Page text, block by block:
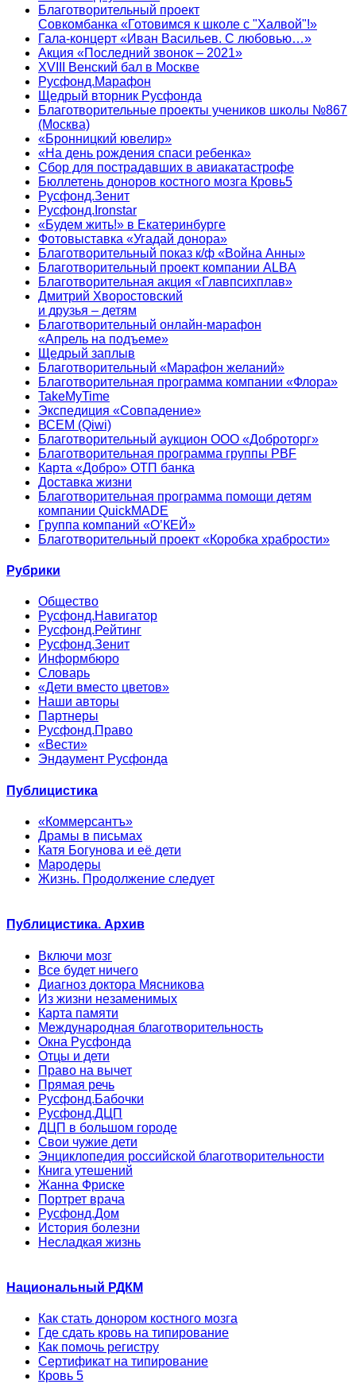
Благотворительный проект
Совкомбанка «Готовимся к школе с "Халвой"!»
Гала-концерт «Иван Васильев. С любовью…»
Акция «Последний звонок – 2021»
XVIII Венский бал в Москве
Русфонд.Марафон
Щедрый вторник Русфонда
Благотворительные проекты учеников школы №867
(Москва)
«Бронницкий ювелир»
«На день рождения спаси ребенка»
Сбор для пострадавших в авиакатастрофе
Бюллетень доноров костного мозга Кровь5
Русфонд.Зенит
Русфонд.Ironstar
«Будем жить!» в Екатеринбурге
Фотовыставка «Угадай донора»
Благотворительный показ к/ф «Война Анны»
Благотворительный проект компании ALBA
Благотворительная акция «Главпсихплав»
Дмитрий Хворостовский
и друзья – детям
Благотворительный онлайн‑марафон
«Апрель на подъеме»
Щедрый заплыв
Благотворительный «Марафон желаний»
Благотворительная программа компании «Флора»
TakeMyTime
Экспедиция «Совпадение»
ВСЕМ (Qiwi)
Благотворительный аукцион ООО «Доброторг»
Благотворительная программа группы PBF
Карта «Добро» ОТП банка
Доставка жизни
Благотворительная программа помощи детям
компании QuickMADE
Группа компаний «О’КЕЙ»
Благотворительный проект «Коробка храбрости»
Рубрики
Общество
Русфонд.Навигатор
Русфонд.Рейтинг
Русфонд.Зенит
Информбюро
Словарь
«Дети вместо цветов»
Наши авторы
Партнеры
Русфонд.Право
«Вести»
Эндаумент Русфонда
Публицистика
«Коммерсантъ»
Драмы в письмах
Катя Богунова и её дети
Мародеры
Жизнь. Продолжение следует
Публицистика. Архив
Включи мозг
Все будет ничего
Диагноз доктора Мясникова
Из жизни незаменимых
Карта памяти
Международная благотворительность
Окна Русфонда
Отцы и дети
Право на вычет
Прямая речь
Русфонд.Бабочки
Русфонд.ДЦП
ДЦП в большом городе
Свои чужие дети
Энциклопедия российской благотворительности
Книга утешений
Жанна Фриске
Портрет врача
Русфонд.Дом
История болезни
Несладкая жизнь
Национальный РДКМ
Как стать донором костного мозга
Где сдать кровь на типирование
Как помочь регистру
Сертификат на типирование
Кровь 5